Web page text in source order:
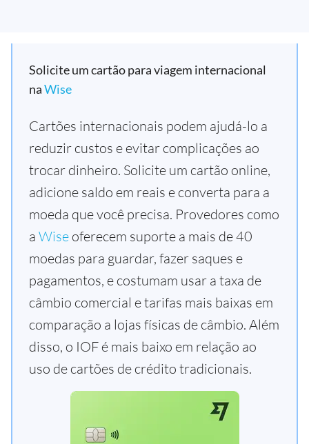
Solicite um cartão para viagem internacional
naWise
Cartões internacionais podem ajudá-lo a
reduzir custos e evitar complicações ao
trocar dinheiro. Solicite um cartão online,
adicione saldo em reais e converta para a
moeda que você precisa. Provedores como
a Wise oferecem suporte a mais de 40
moedas para guardar, fazer saques e
pagamentos, e costumam usar a taxa de
câmbio comercial e tarifas mais baixas em
comparação a lojas físicas de câmbio. Além
disso, o IOF é mais baixo em relação ao
uso de cartões de crédito tradicionais.